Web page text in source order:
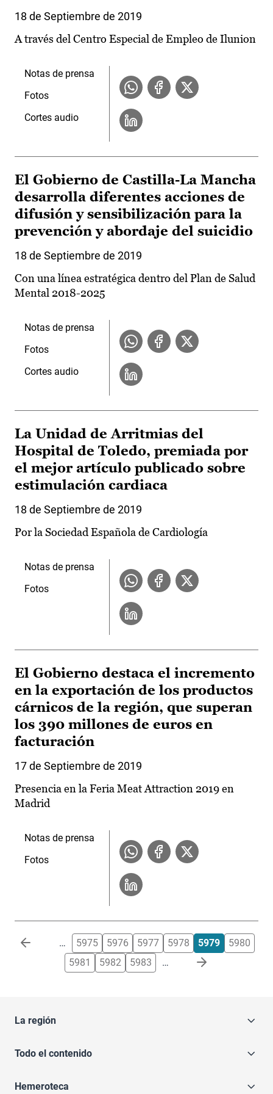
18 de Septiembre de 2019
A través del Centro Especial de Empleo de Ilunion
Notas de prensa
Fotos
Cortes audio
El Gobierno de Castilla-La Mancha
desarrolla diferentes acciones de
difusión y sensibilización para la
prevención y abordaje del suicidio
18 de Septiembre de 2019
Con una línea estratégica dentro del Plan de Salud
Mental 2018-2025
Notas de prensa
Fotos
Cortes audio
La Unidad de Arritmias del
Hospital de Toledo, premiada por
el mejor artículo publicado sobre
estimulación cardiaca
18 de Septiembre de 2019
Por la Sociedad Española de Cardiología
Notas de prensa
Fotos
El Gobierno destaca el incremento
en la exportación de los productos
cárnicos de la región, que superan
los 390 millones de euros en
facturación
17 de Septiembre de 2019
Presencia en la Feria Meat Attraction 2019 en
Madrid
Notas de prensa
Fotos
Paginación … 5975 5976 5977 5978 5979
5980
5981
5982 5983 …
La región
Todo el contenido
Hemeroteca